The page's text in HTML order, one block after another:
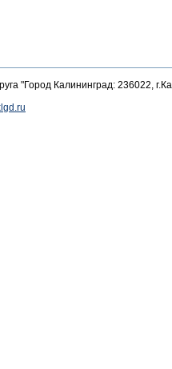
"Город Калининград: 236022,